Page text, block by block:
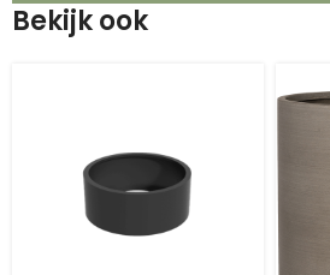
Bekijk ook